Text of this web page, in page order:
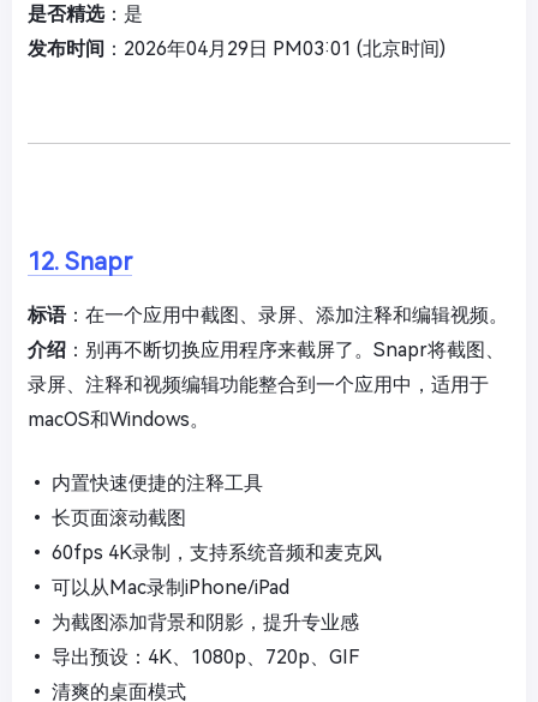
是否精选：是
发布时间 ：2026年04月29日 PM03:01 (北京时间)
12. Snapr
标语：在一个应用中截图、录屏、添加注释和编辑视频。
介绍 ：别再不断切换应用程序来截屏了。Snapr将截图、
录屏、注释和视频编辑功能整合到一个应用中，适用于
macOS和Windows。
• 内置快速便捷的注释工具
• 长页面滚动截图
• 60fps 4K录制，支持系统音频和麦克风
• 可以从Mac录制iPhone/iPad
• 为截图添加背景和阴影，提升专业感
• 导出预设：4K、1080p、720p、GIF
• 清爽的桌面模式